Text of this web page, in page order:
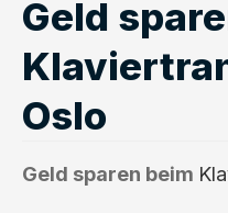
Geld
Oslo
Geld sparen beim